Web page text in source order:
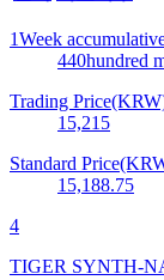
1Week
440hundred
Trading
15,215
Standard
15,188.75
4
TIGER SYNTH-